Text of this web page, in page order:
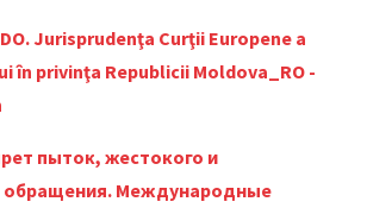
Jurisprudenţa Curţii Europene a
în privinţa Republicii Moldova_RO -
пыток, жестокого и
обращения. Международные